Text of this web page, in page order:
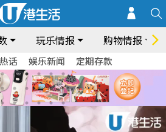
玩乐情报 购物情报
话 娱乐新闻 定期存款